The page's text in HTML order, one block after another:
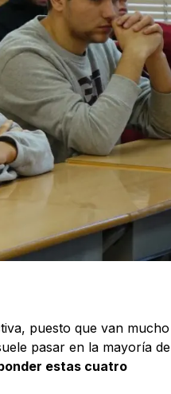
puesto que van mucho
pasar en la mayoría de
estas cuatro